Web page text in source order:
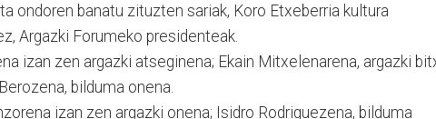
ondoren banatu zituzten sariak, Koro Etxeberria kultura
Argazki Forumeko presidenteak.
izan zen argazki atse­ginena; Ekain Mitxelena­re­na, argazki
bilduma onena.
izan zen argazki onena; Isidro Rodriguezena, bilduma